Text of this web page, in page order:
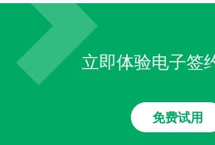
立即体验电子签
免费试用